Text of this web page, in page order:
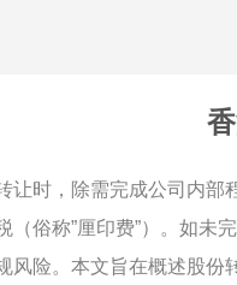
让时，除需完成公司内部
（俗称”厘印费”）。如未
风险。本文旨在概述股份